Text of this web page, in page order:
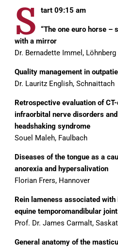
S tart 09:15 am
“The one euro horse –
with a mirror
Dr. Bernadette Immel, Löhnberg
Quality management in
Dr. Lauritz English, Schnaittach
Retrospective evaluation of
infraorbital nerve disorders
headshaking syndrome
Souel Maleh, Faulbach
Diseases of the tongue as a
anorexia and hypersalivation
Florian Frers, Hannover
Rein lameness associated
equine temporomandibular joint
Prof. Dr. James Carmalt,
General anatomy of the